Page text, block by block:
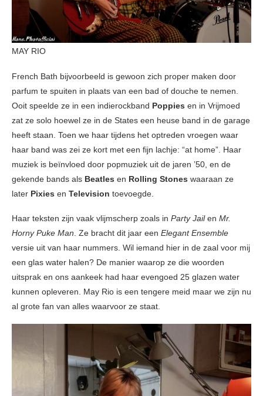
MAY RIO
French Bath bijvoorbeeld is gewoon zich proper maken door
parfum te spuiten in plaats van een bad of douche te nemen.
Ooit speelde ze in een indierockband Poppies en in Vrijmoed
zat ze solo hoewel ze in de States een heuse band in de garage
heeft staan. Toen we haar tijdens het optreden vroegen waar
haar band was zei ze kort met een fijn lachje: “at home”. Haar
muziek is beïnvloed door popmuziek uit de jaren ’50, en de
gekende bands als Beatles en Rolling Stones waaraan ze
later Pixies en Television toevoegde.
Haar teksten zijn vaak vlijmscherp zoals in Party Jailen Mr.
Horny Puke Man. Ze bracht dit jaar een Elegant Ensemble
versie uit van haar nummers. Wil iemand hier in de zaal voor mij
een glas water halen? De manier waarop ze die woorden
uitsprak en ons aankeek had haar evengoed 25 glazen water
kunnen opleveren. May Rio is een tengere meid maar we zijn nu
al grote fan van alles waarvoor ze staat.